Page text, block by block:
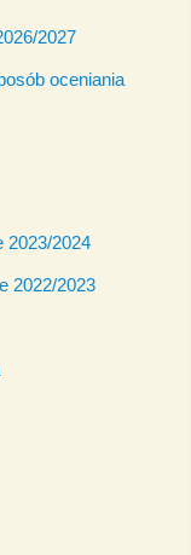
2027
oceniania
2023/2024
2022/2023